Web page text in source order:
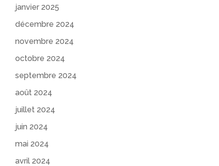
janvier 2025
décembre 2024
novembre 2024
octobre 2024
septembre 2024
août 2024
juillet 2024
juin 2024
mai 2024
avril 2024